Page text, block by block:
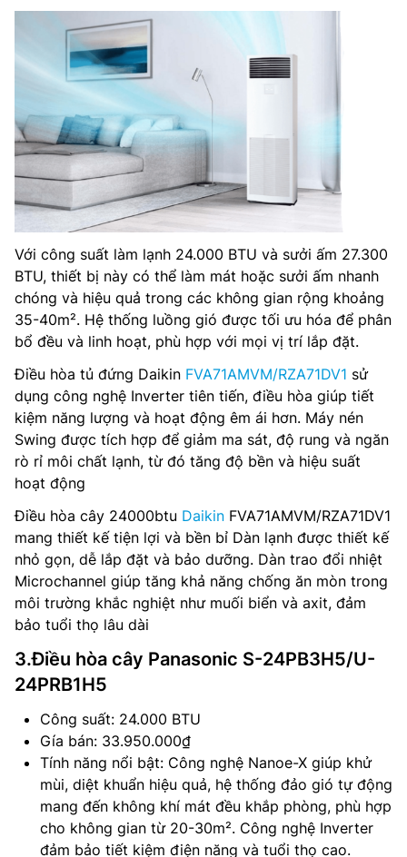
Với công suất làm lạnh 24.000 BTU và sưởi ấm 27.300
BTU, thiết bị này có thể làm mát hoặc sưởi ấm nhanh
chóng và hiệu quả trong các không gian rộng khoảng
35-40m². Hệ thống luồng gió được tối ưu hóa để phân
bổ đều và linh hoạt, phù hợp với mọi vị trí lắp đặt​.
Điều hòa tủ đứng Daikin FVA71AMVM/RZA71DV1 sử
dụng công nghệ Inverter tiên tiến, điều hòa giúp tiết
kiệm năng lượng và hoạt động êm ái hơn. Máy nén
Swing được tích hợp để giảm ma sát, độ rung và ngăn
rò rỉ môi chất lạnh, từ đó tăng độ bền và hiệu suất
hoạt động
Điều hòa cây 24000btu Daikin FVA71AMVM/RZA71DV1
mang thiết kế tiện lợi và bền bỉ Dàn lạnh được thiết kế
nhỏ gọn, dễ lắp đặt và bảo dưỡng. Dàn trao đổi nhiệt
Microchannel giúp tăng khả năng chống ăn mòn trong
môi trường khắc nghiệt như muối biển và axit, đảm
bảo tuổi thọ lâu dài​
3.Điều hòa cây Panasonic S-24PB3H5/U-
24PRB1H5
Công suất: 24.000 BTU
Gía bán: 33.950.000₫
Tính năng nổi bật: Công nghệ Nanoe-X giúp khử
mùi, diệt khuẩn hiệu quả, hệ thống đảo gió tự động
mang đến không khí mát đều khắp phòng, phù hợp
cho không gian từ 20-30m². Công nghệ Inverter
đảm bảo tiết kiệm điện năng và tuổi thọ cao.